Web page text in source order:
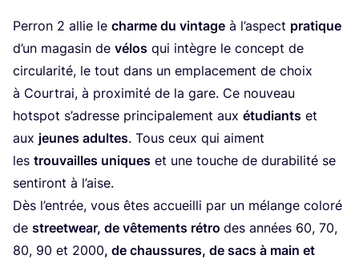
Per­ron 2 allie le charme du vin­tage à l’as­pect pra­tique
d’un maga­sin de vélos qui intègre le concept de
cir­cu­la­ri­té, le tout dans un empla­ce­ment de choix
à Cour­trai, à proxi­mi­té de la gare. Ce nou­veau
hots­pot s’a­dresse prin­ci­pa­le­ment aux étu­diants et
aux jeunes adultes. Tous ceux qui aiment
les trou­vailles uniques et une touche de dura­bi­li­té se
sen­ti­ront à l’aise.
Dès l’en­trée, vous êtes accueilli par un mélange colo­ré
de street­wear, de vête­ments rétro des années 60, 70,
80, 90 et 2000, de chaus­sures, de sacs à main et